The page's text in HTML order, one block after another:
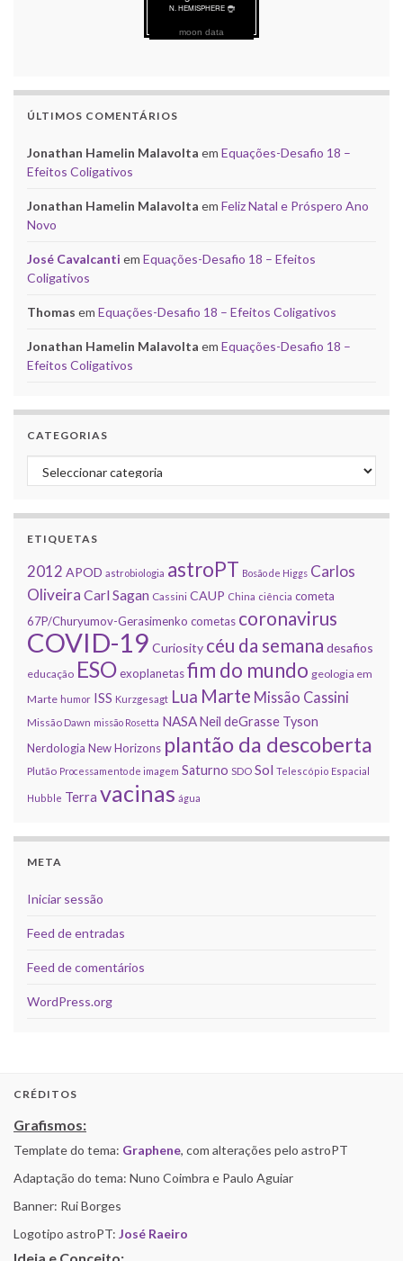
moon data
ÚLTIMOS COMENTÁRIOS
Jonathan Hamelin Malavolta em Equações-Desafio 18 –
Efeitos Coligativos
Jonathan Hamelin Malavolta em Feliz Natal e Próspero Ano
Novo
José Cavalcanti em Equações-Desafio 18 – Efeitos
Coligativos
Thomas em Equações-Desafio 18 – Efeitos Coligativos
Jonathan Hamelin Malavolta em Equações-Desafio 18 –
Efeitos Coligativos
CATEGORIAS
Categorias
ETIQUETAS
2012 APOD astrobiologia astroPT Bosão de Higgs Carlos
Oliveira Carl Sagan Cassini CAUP China ciência cometa
67P/Churyumov-Gerasimenko cometas coronavirus
COVID-19 Curiosity céu da semana desafios
educação ESOexoplanetasfim do mundo geologia em
Marte humor ISS Kurzgesagt Lua Marte Missão Cassini
Missão Dawn missão Rosetta NASA Neil deGrasse Tyson
Nerdologia New Horizons plantão da descoberta
Plutão Processamento de imagem Saturno SDO Sol Telescópio Espacial
Hubble Terra vacinas água
META
Iniciar sessão
Feed de entradas
Feed de comentários
WordPress.org
CRÉDITOS
Grafismos:
Template do tema: Graphene, com alterações pelo astroPT
Adaptação do tema: Nuno Coimbra e Paulo Aguiar
Banner: Rui Borges
Logotipo astroPT: José Raeiro